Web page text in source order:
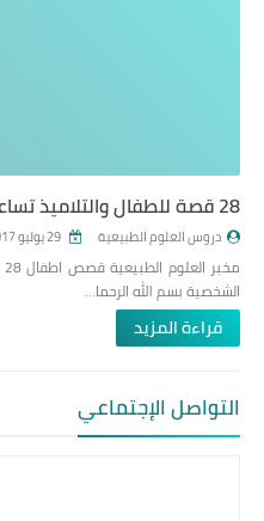
28 قصة للطفال والتلاميذ تساعد على تكوين الشخصية
دروس العلوم الطبيعية
الشخصية بسم الله الرحما…
قراءة المزيد
التواصل الإجتماعي